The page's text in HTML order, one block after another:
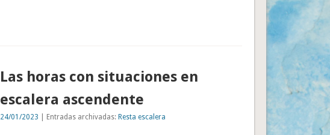
Las horas con situaciones en
escalera ascendente
24/01/2023 | Entradas archivadas: Resta escalera